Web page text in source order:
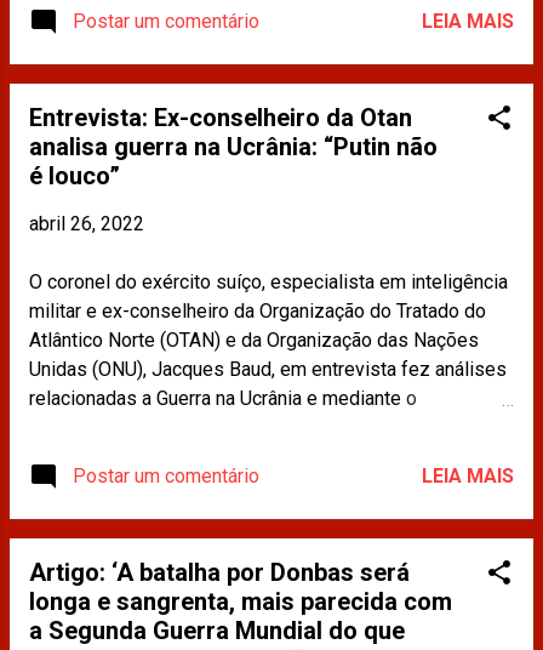
que preços mais altos de alimentos podem levar ao
menos mais 10 milhões de pessoas à pobreza. Leia
mais em: https://www.cnnbrasil.com.br/business/guerra-
na-ucrania-deve-elevar-inseguranca-alimentar-global-
diz-tesouro-dos-eua/ Os materiais publicados na
imprensa e compartilhados neste site não refletem a
Postar um comentário LEIA MAIS
Entrevista: Ex-conselheiro da Otan
analisa guerra na Ucrânia: “Putin não
é louco”
abril 26, 2022
O coronel do exército suíço, especialista em inteligência
militar e ex-conselheiro da Organização do Tratado do
Atlântico Norte (OTAN) e da Organização das Nações
Unidas (ONU), Jacques Baud, em entrevista fez análises
relacionadas a Guerra na Ucrânia e mediante o
https://www.brasildefato.com.br/2022/04/14/ex-
conselheiro-da-otan-analisa-guerra-na-ucrania-putin-nao-
e-louco Os materiais publicados na imprensa e
compartilhados neste site não refletem a opinião da
CDINT / OAB-RJ.
Postar um comentário LEIA MAIS
Artigo: ‘A batalha por Donbas será
longa e sangrenta, mais parecida com
a Segunda Guerra Mundial do que